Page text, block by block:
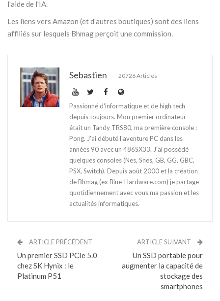
l'aide de l'IA.
Les liens vers Amazon (et d'autres boutiques) sont des liens
affiliés sur lesquels Bhmag perçoit une commission.
Sebastien 20726 Articles
Passionné d'informatique et de high tech
depuis toujours. Mon premier ordinateur
était un Tandy TRS80, ma première console :
Pong. J'ai débuté l'aventure PC dans les
années 90 avec un 486SX33. J'ai possédé
quelques consoles (Nes, Snes, GB, GG, GBC,
PSX, Switch). Depuis août 2000 et la création
de Bhmag (ex Blue-Hardware.com) je partage
quotidiennement avec vous ma passion et les
actualités informatiques.
ARTICLE PRÉCÉDENT
Un premier SSD PCIe 5.0
chez SK Hynix : le
Platinum P51
ARTICLE SUIVANT
Un SSD portable pour
augmenter la capacité de
stockage des
smartphones